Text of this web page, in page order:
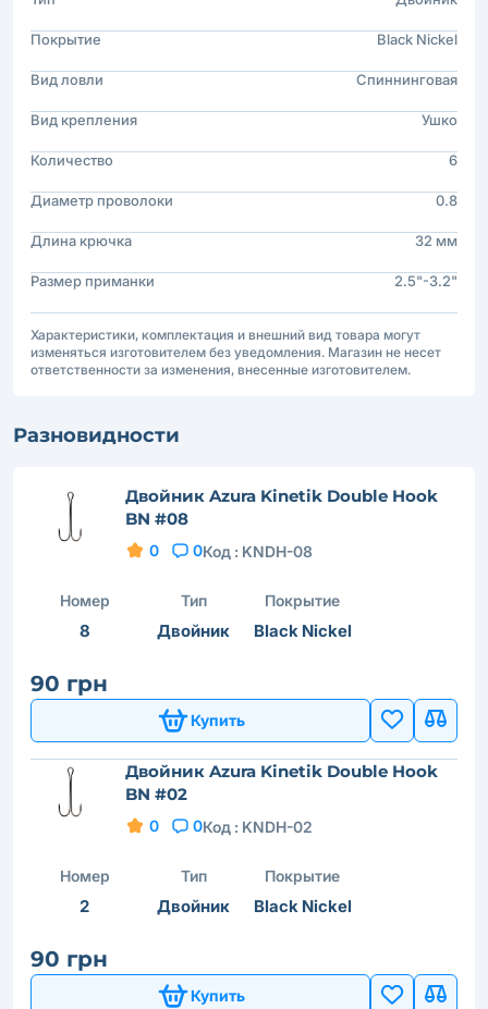
Покрытие Black Nickel
Вид ловли Спиннинговая
Вид крепления Ушко
Количество 6
Диаметр проволоки 0.8
Длина крючка 32 мм
Размер приманки 2.5"-3.2"
Характеристики, комплектация и внешний вид товара могут
изменяться изготовителем без уведомления. Магазин не несет
ответственности за изменения, внесенные изготовителем.
Разновидности
Двойник Azura Kinetik Double Hook
BN #08
0 0Код : KNDH-08
Номер
8
Тип
Двойник
Покрытие
Black Nickel
90 грн
Купить
Двойник Azura Kinetik Double Hook
BN #02
0 0Код : KNDH-02
Номер
2
Тип
Двойник
Покрытие
Black Nickel
90 грн
Купить